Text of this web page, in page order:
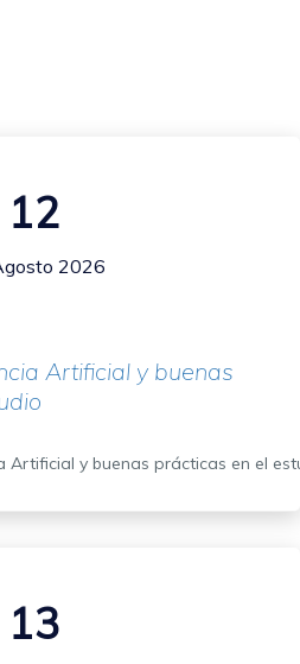
12
2026
Artificial y buenas
Artificial y buenas prácticas en el
13